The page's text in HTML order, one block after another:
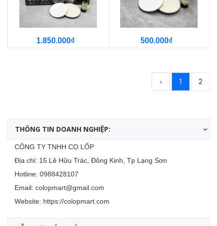
1.850.000₫ 500.000₫
« 1 2
THÔNG TIN DOANH NGHIỆP:
CÔNG TY TNHH CỌ LỐP
Địa chỉ: 15 Lê Hữu Trác, Đông Kinh, Tp Lạng Sơn
Hotline: 0988428107
Email: colopmart@gmail.com
Website: https://colopmart.com